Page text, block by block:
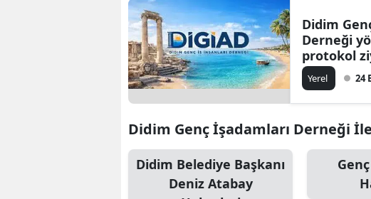
Didim
Derneği
protokol
başladı
Yerel 24
Didim Genç İşadamları Derneği
Didim Belediye Başkanı
Deniz Atabay